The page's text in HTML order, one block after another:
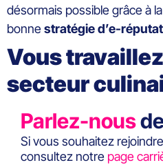
désormais possible grâce à
bonnestratégie d’e-
Vous
secteur
Parlez-nous
Si vous souhaitez
consultez notre page